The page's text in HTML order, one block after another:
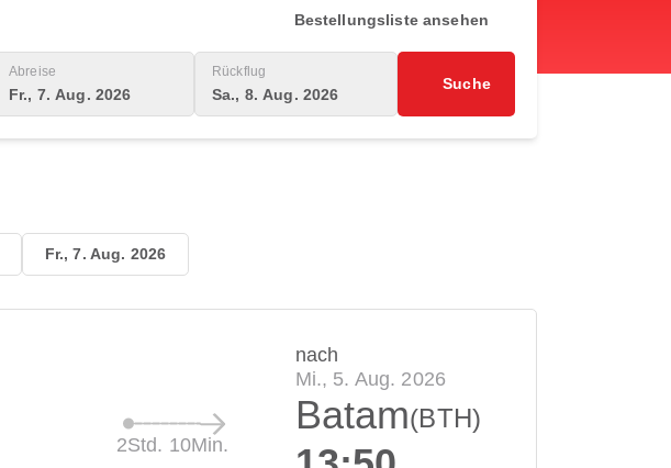
Bestellungsliste ansehen
Abreise
Fr., 7. Aug. 2026
Rückflug
Sa., 8. Aug. 2026
Suche
Fr., 7. Aug. 2026
2Std. 10Min.
nach
Mi., 5. Aug. 2026
Batam(BTH)